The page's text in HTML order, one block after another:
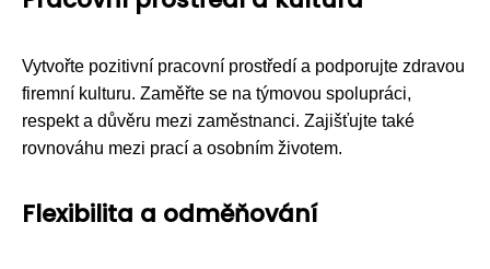
Vytvořte pozitivní pracovní prostředí a podporujte zdravou
firemní kulturu. Zaměřte se na týmovou spolupráci,
respekt a důvěru mezi zaměstnanci. Zajišťujte také
rovnováhu mezi prací a osobním životem.
Flexibilita a odměňování